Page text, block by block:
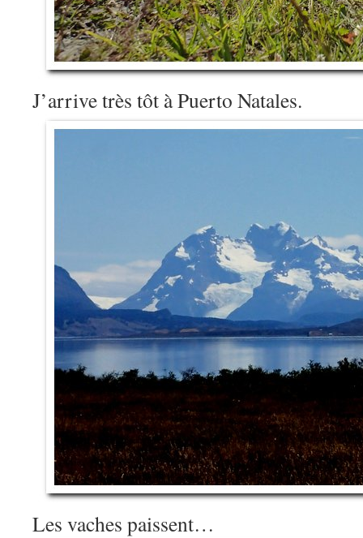
J’arrive très tôt à Puerto Natales.
Les vaches paissent…